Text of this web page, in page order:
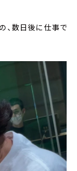
、数日後に仕事で